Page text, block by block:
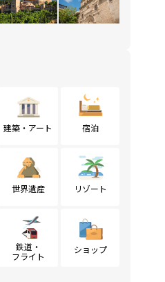
建築・アート 宿泊
世界遺産 リゾート
鉄道・
フライト
ショップ